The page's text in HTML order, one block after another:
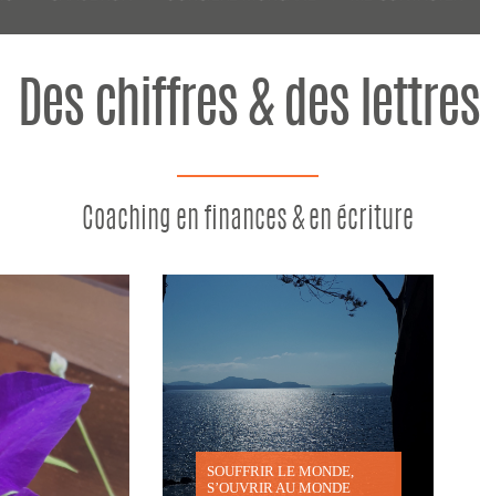
Des chiffres & des lettres
Coaching en finances & en écriture
SOUFFRIR LE MONDE,
S’OUVRIR AU MONDE